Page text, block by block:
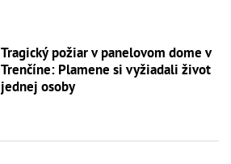
Tragický požiar v panelovom dome v
Trenčíne: Plamene si vyžiadali život
jednej osoby